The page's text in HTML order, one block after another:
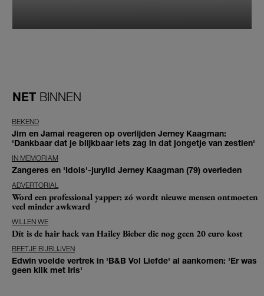
NET BINNEN
BEKEND
Jim en Jamai reageren op overlijden Jerney Kaagman:
'Dankbaar dat je blijkbaar iets zag in dat jongetje van zestien'
IN MEMORIAM
Zangeres en 'Idols'-jurylid Jerney Kaagman (79) overleden
ADVERTORIAL
Word een professional yapper: zó wordt nieuwe mensen ontmoeten
veel minder awkward
WILLEN WE
Dít is de hair hack van Hailey Bieber die nog geen 20 euro kost
BEETJE BIJBLIJVEN
Edwin voelde vertrek in 'B&B Vol Liefde' al aankomen: 'Er was
geen klik met Iris'